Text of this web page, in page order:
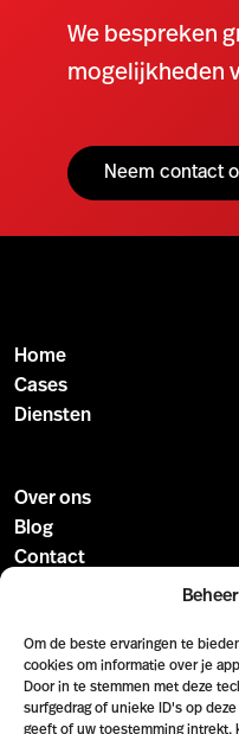
Om de beste ervaringen te
cookies om informatie over je
Door in te stemmen met deze
surfgedrag of unieke ID's op
geeft of uw toestemming intrekt,
We bespreken
mogelijkheden
Neem contact
Home
Cases
Diensten
Over ons
Blog
Contact
Kaldenkerkerweg 33
5932 CT Tegelen
support@appcomm.nl